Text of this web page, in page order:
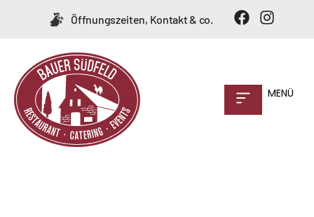
Öffnungszeiten, Kontakt & co.
MENÜ